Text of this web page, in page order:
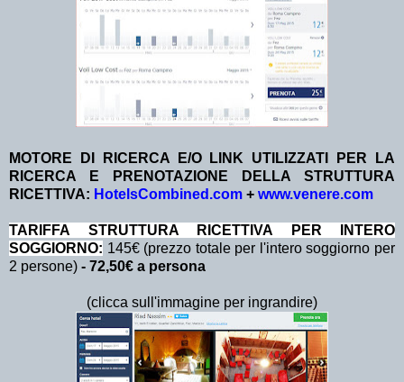
MOTORE DI RICERCA E/O LINK UTILIZZATI PER LA
RICERCA E PRENOTAZIONE DELLA STRUTTURA
RICETTIVA: HotelsCombined.com + www.venere.com
TA RIFFA STRUTTURA RICETTIVA PER INTERO
SOGGIORNO: 145€ (prezzo totale per l'intero soggiorno per
2 persone) - 72,50€ a persona
(clicca sull'immagine per ingrandire)